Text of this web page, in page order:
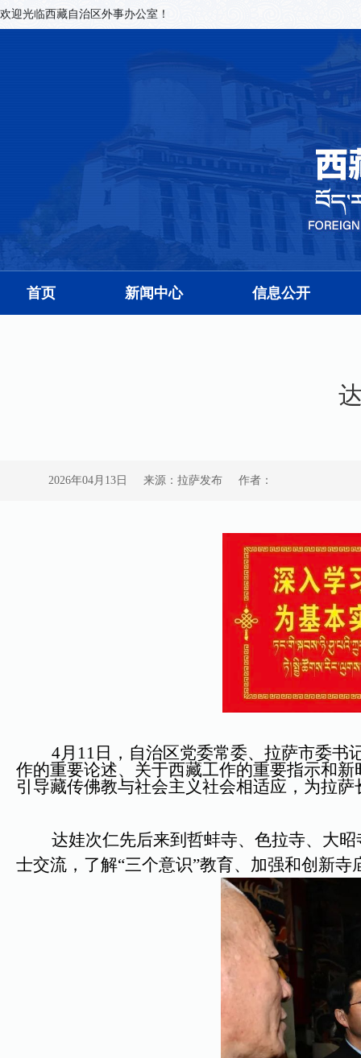
欢迎光临西藏自治区外事办公室！
首页 新闻中心 信息公开
2026年04月13日 来源：拉萨发布 作者：
4月11日，自治区党委常委、拉萨市委书
作的重要论述、关于西藏工作的重要指示和
引导藏传佛教与社会主义社会相适应，为拉
达娃次仁先后来到哲蚌寺、色拉寺、大昭
士交流，了解“三个意识”教育、加强和创新